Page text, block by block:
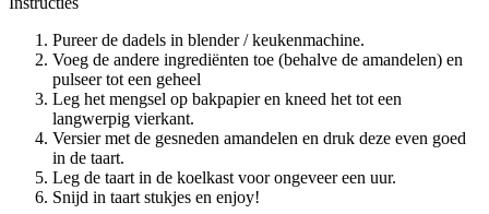
Pureer de dadels in blender / keukenmachine.
Voeg de andere ingrediënten toe (behalve de amandelen) en
pulseer tot een geheel
Leg het mengsel op bakpapier en kneed het tot een
langwerpig vierkant.
Versier met de gesneden amandelen en druk deze even goed
in de taart.
Leg de taart in de koelkast voor ongeveer een uur.
Snijd in taart stukjes en enjoy!